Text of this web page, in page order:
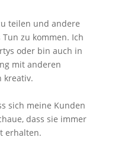
teilen und andere
zu kommen. Ich
oder bin auch in
mit anderen
kreativ.
sich meine Kunden
dass sie immer
erhalten.